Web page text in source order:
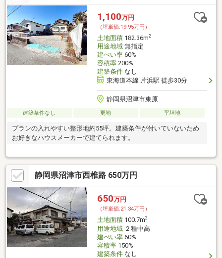
1,100万円
（坪単価:19.95万円）
土地面積182.36m2
用途地域無指定
建ぺい率60%
容積率200%
建築条件なし
東海道本線 片浜駅 徒歩30分
静岡県沼津市東原
建築条件なし 更地 平坦地
プランの入れやすい整形地約55坪。建築条件が付いていないため
お好きなハウスメーカーで建てられます。
静岡県沼津市西椎路 650万円
650万円
（坪単価:21.34万円）
土地面積100.7m2
用途地域２種中高
建ぺい率60%
容積率150%
建築条件なし